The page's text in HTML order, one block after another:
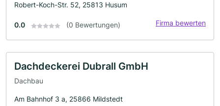
Robert-Koch-Str. 52, 25813 Husum
0.0 (0 Bewertungen) Firma bewerten
Dachdeckerei Dubrall GmbH
Dachbau
Am Bahnhof 3 a, 25866 Mildstedt